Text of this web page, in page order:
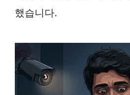
했습니다.